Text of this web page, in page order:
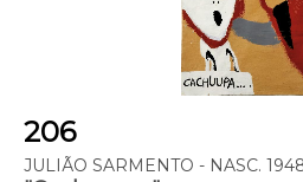
206
JULIÃO SARMENTO - NASC.